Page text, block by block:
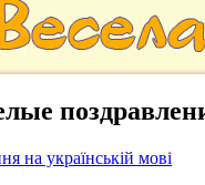
на українській мові